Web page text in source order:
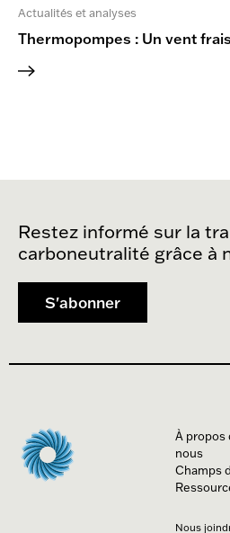
Actualités et analyses
Thermopompes : Un vent
Restez informé sur la
carboneutralité grâce à
S'abonner
À propos
nous
Champs
Nous